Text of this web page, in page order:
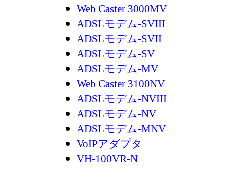
Web Caster 3000MV
ADSLモデム-SVIII
ADSLモデム-SVII
ADSLモデム-SV
ADSLモデム-MV
Web Caster 3100NV
ADSLモデム-NVIII
ADSLモデム-NV
ADSLモデム-MNV
VoIPアダプタ
VH-100VR-N